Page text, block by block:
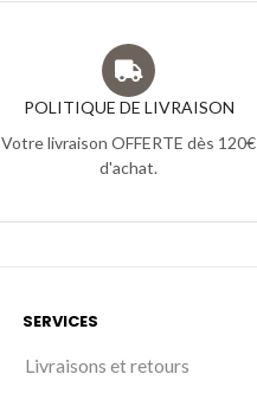
POLITIQUE DE LIVRAISON
Votre livraison OFFERTE dès 120€
d'achat.
SERVICES
Livraisons et retours